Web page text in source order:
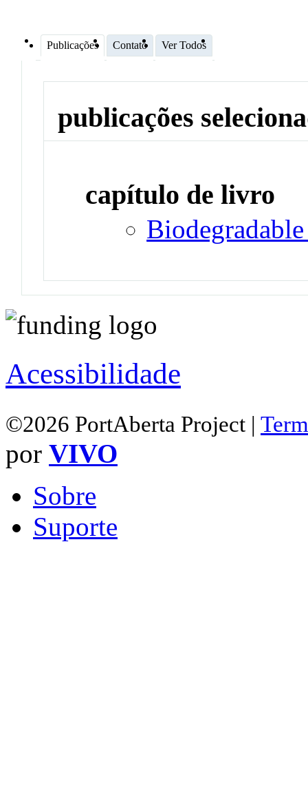
Publicações Contato Ver Todos
publicações
capítulo de livro
Acessibilidade
©2026 PortAberta Project |
por VIVO
Sobre
Suporte